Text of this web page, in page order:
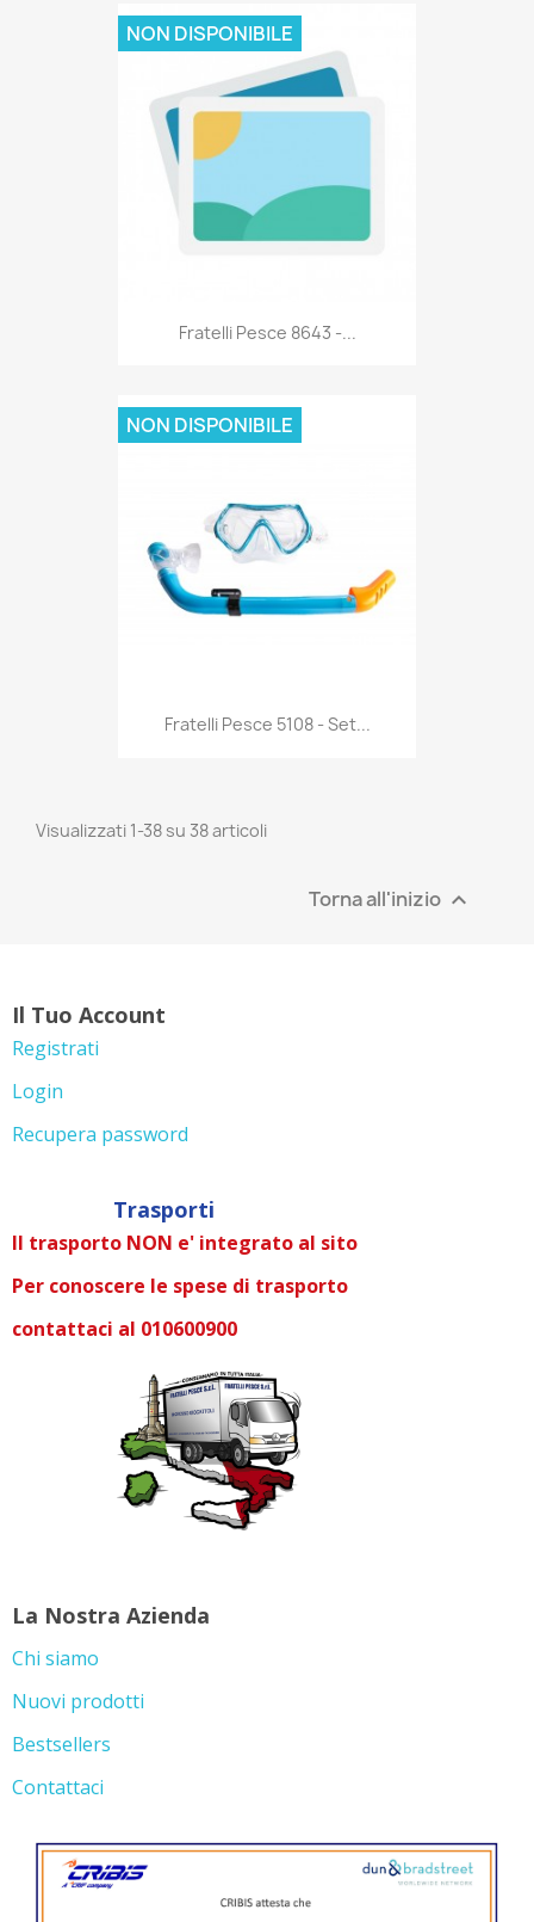
Anteprima
Fratelli Pesce 8643 -...
NON DISPONIBILE
Anteprima
Fratelli Pesce 5108 - Set...
NON DISPONIBILE
Visualizzati 1-38 su 38 articoli
Torna all'inizio 
Il Tuo Account
Registrati
Login
Recupera password
Trasporti
Il trasporto NON e' integrato al sito
Per conoscere le spese di trasporto
contattaci al 010600900
La Nostra Azienda
Chi siamo
Nuovi prodotti
Bestsellers
Contattaci